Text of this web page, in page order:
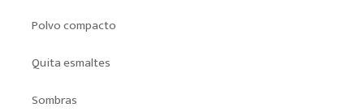
Polvo compacto
Quita esmaltes
Sombras